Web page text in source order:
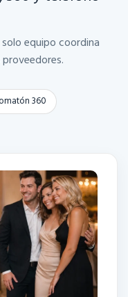
equipo coordina
360